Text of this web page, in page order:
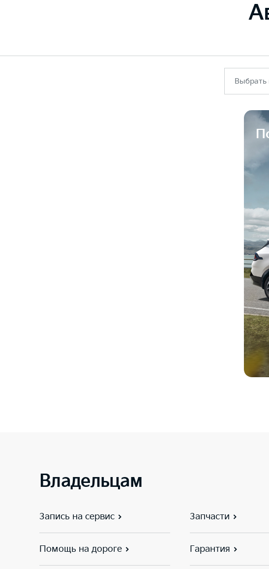
Выбрать
Владельцам
Запись на сервис Запчасти
Помощь на дороге Гарантия